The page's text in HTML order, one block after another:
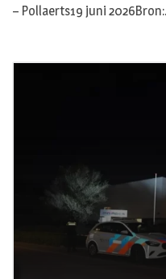
– Pollaerts19 juni